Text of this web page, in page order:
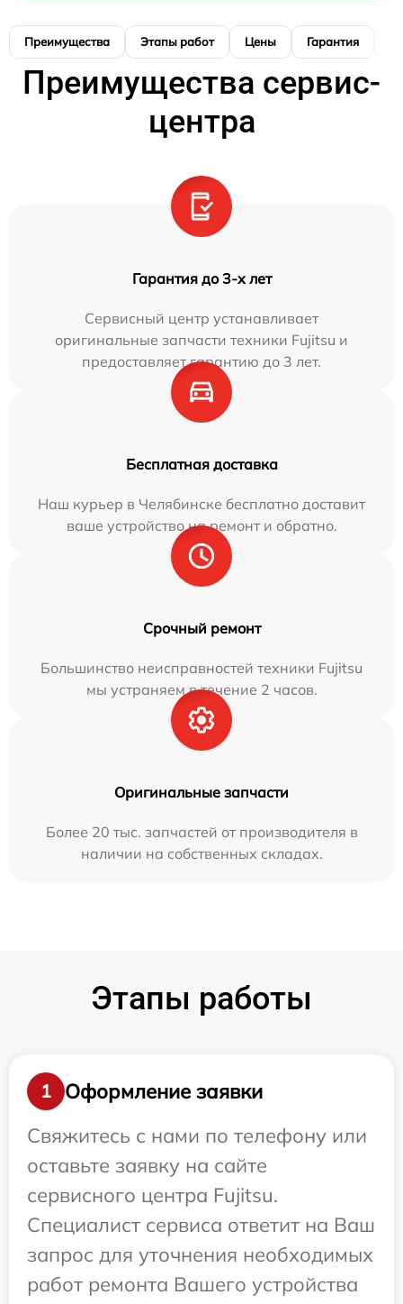
Преимущества Этапы работ Цены Гарантия
Преимущества сервис-
центра
Гарантия до 3-х лет
Сервисный центр устанавливает
оригинальные запчасти техники Fujitsu и
предоставляет гарантию до 3 лет.
Бесплатная доставка
Наш курьер в Челябинске бесплатно доставит
ваше устройство на ремонт и обратно.
Срочный ремонт
Большинство неисправностей техники Fujitsu
мы устраняем в течение 2 часов.
Оригинальные запчасти
Более 20 тыс. запчастей от производителя в
наличии на собственных складах.
Этапы работы
1
Оформление заявки
Свяжитесь с нами по телефону или
оставьте заявку на сайте
сервисного центра Fujitsu.
Специалист сервиса ответит на Ваш
запрос для уточнения необходимых
работ ремонта Вашего устройства